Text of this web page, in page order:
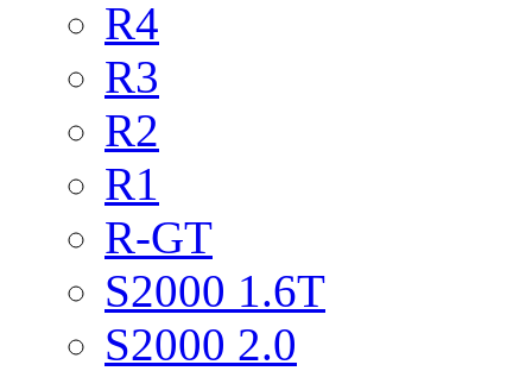
R4
R3
R2
R1
R-GT
S2000 1.6T
S2000 2.0